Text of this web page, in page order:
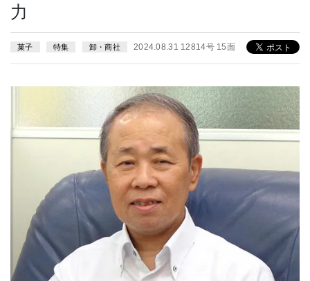
力
菓子 特集 卸・商社 2024.08.31 12814号 15面